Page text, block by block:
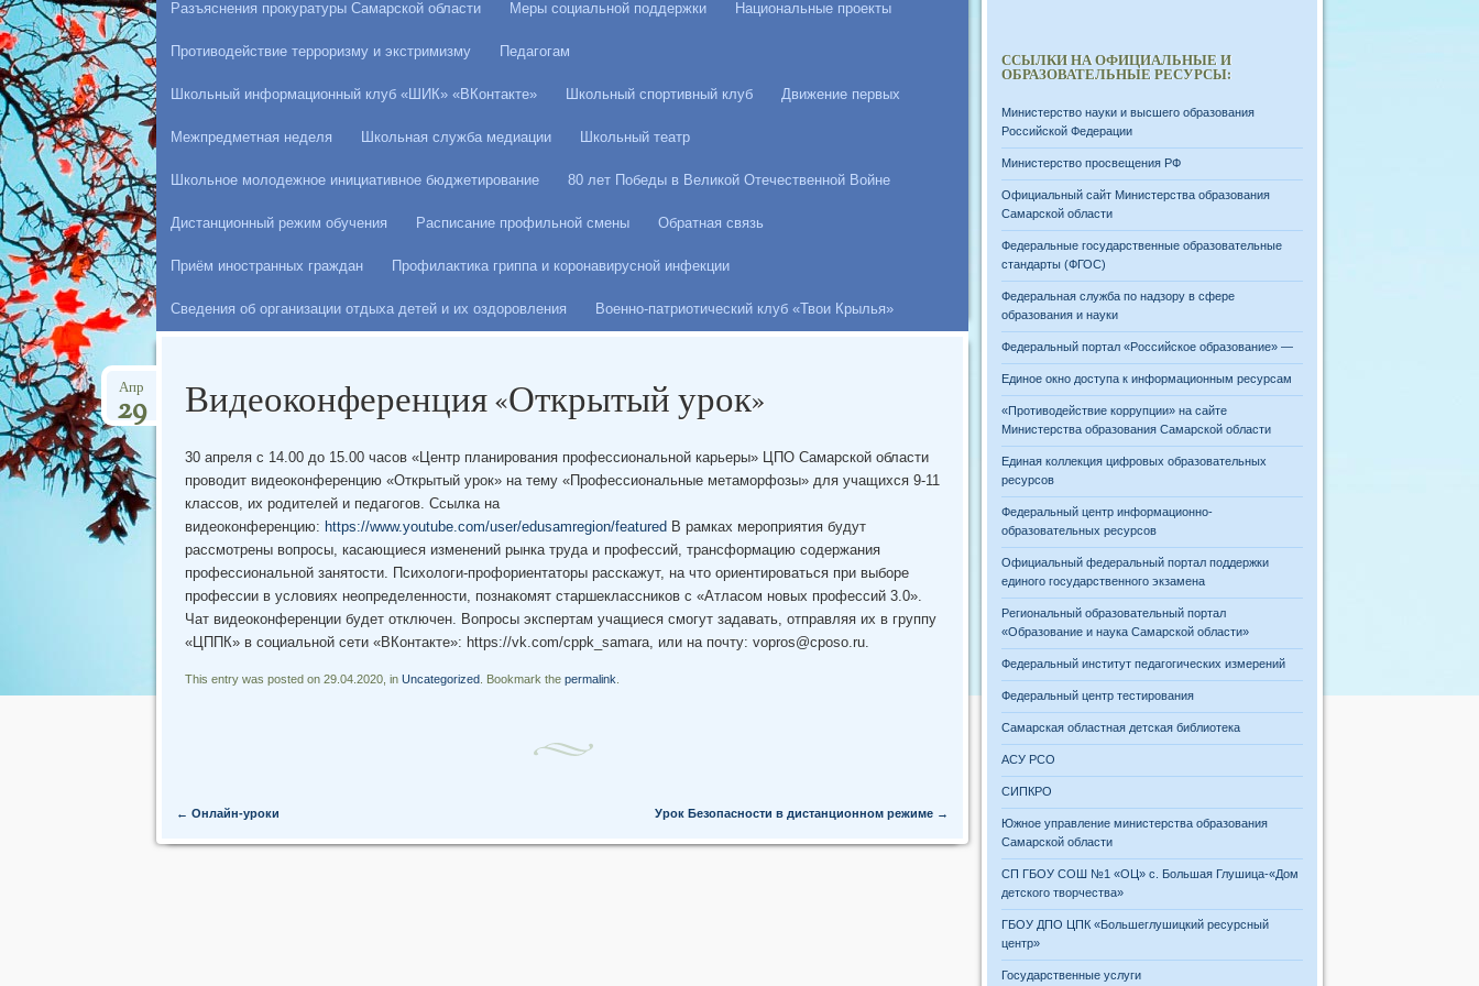
Разъяснения прокуратуры Самарской области Меры социальной поддержки Национальные проекты
Противодействие терроризму и экстримизму Педагогам
Школьный информационный клуб «ШИК» «ВКонтакте» Школьный спортивный клуб Движение первых
Межпредметная неделя Школьная служба медиации Школьный театр
Школьное молодежное инициативное бюджетирование 80 лет Победы в Великой Отечественной Войне
Дистанционный режим обучения Расписание профильной смены Обратная связь
Приём иностранных граждан Профилактика гриппа и коронавирусной инфекции
Сведения об организации отдыха детей и их оздоровления Военно-патриотический клуб «Твои Крылья»
Видеоконференция «Открытый урок»
Апр
29
30 апреля с 14.00 до 15.00 часов «Центр планирования профессиональной карьеры» ЦПО Самарской области
проводит видеоконференцию «Открытый урок» на тему «Профессиональные метаморфозы» для учащихся 9-11
классов, их родителей и педагогов. Ссылка на
видеоконференцию: https://www.youtube.com/user/edusamregion/featured В рамках мероприятия будут
рассмотрены вопросы, касающиеся изменений рынка труда и профессий, трансформацию содержания
профессиональной занятости. Психологи-профориентаторы расскажут, на что ориентироваться при выборе
профессии в условиях неопределенности, познакомят старшеклассников с «Атласом новых профессий 3.0».
Чат видеоконференции будет отключен. Вопросы экспертам учащиеся смогут задавать, отправляя их в группу
«ЦППК» в социальной сети «ВКонтакте»: https://vk.com/cppk_samara, или на почту: vopros@cposo.ru.
This entry was posted on 29.04.2020, in Uncategorized. Bookmark the permalink
Post navigation
← Онлайн-уроки Урок Безопасности в дистанционном режиме →
ССЫЛКИ НА ОФИЦИАЛЬНЫЕ И
ОБРАЗОВАТЕЛЬНЫЕ РЕСУРСЫ:
Министерство науки и высшего образования
Российской Федерации
Министерство просвещения РФ
Официальный сайт Министерства образования
Самарской области
Федеральные государственные образовательные
стандарты (ФГОС)
Федеральная служба по надзору в сфере
образования и науки
Федеральный портал «Российское образование» —
Единое окно доступа к информационным ресурсам
«Противодействие коррупции» на сайте
Министерства образования Самарской области
Единая коллекция цифровых образовательных
ресурсов
Федеральный центр информационно-
образовательных ресурсов
Официальный федеральный портал поддержки
единого государственного экзамена
Региональный образовательный портал
«Образование и наука Самарской области»
Федеральный институт педагогических измерений
Федеральный центр тестирования
Самарская областная детская библиотека
АСУ РСО
СИПКРО
Южное управление министерства образования
Самарской области
СП ГБОУ СОШ №1 «ОЦ» с. Большая Глушица-«Дом
детского творчества»
ГБОУ ДПО ЦПК «Большеглушицкий ресурсный
центр»
Государственные услуги